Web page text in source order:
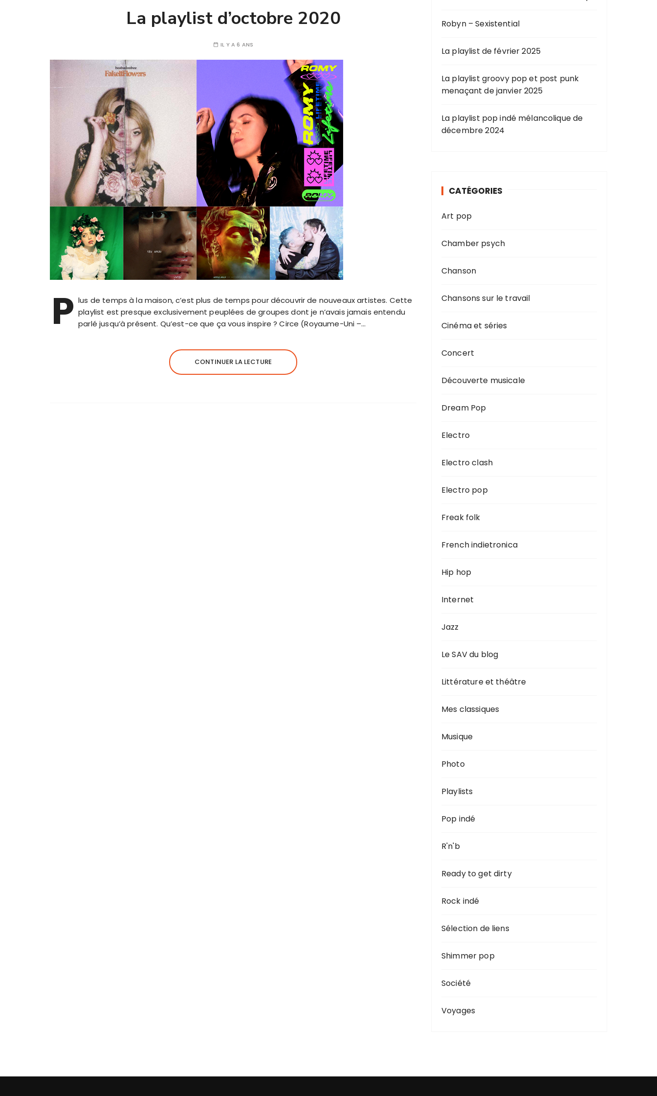
La playlist d’octobre 2020
IL Y A 6 ANS
P lus de temps à la maison, c’est plus de temps pour découvrir de nouveaux artistes. Cette
playlist est presque exclusivement peuplées de groupes dont je n’avais jamais entendu
parlé jusqu’à présent. Qu’est-ce que ça vous inspire ? Circe (Royaume-Uni –…
CONTINUER LA LECTURE
Robyn – Sexistential
La playlist de février 2025
La playlist groovy pop et post punk
menaçant de janvier 2025
La playlist pop indé mélancolique de
décembre 2024
CATÉGORIES
Art pop
Chamber psych
Chanson
Chansons sur le travail
Cinéma et séries
Concert
Découverte musicale
Dream Pop
Electro
Electro clash
Electro pop
Freak folk
French indietronica
Hip hop
Internet
Jazz
Le SAV du blog
Littérature et théâtre
Mes classiques
Musique
Photo
Playlists
Pop indé
R'n'b
Ready to get dirty
Rock indé
Sélection de liens
Shimmer pop
Société
Voyages